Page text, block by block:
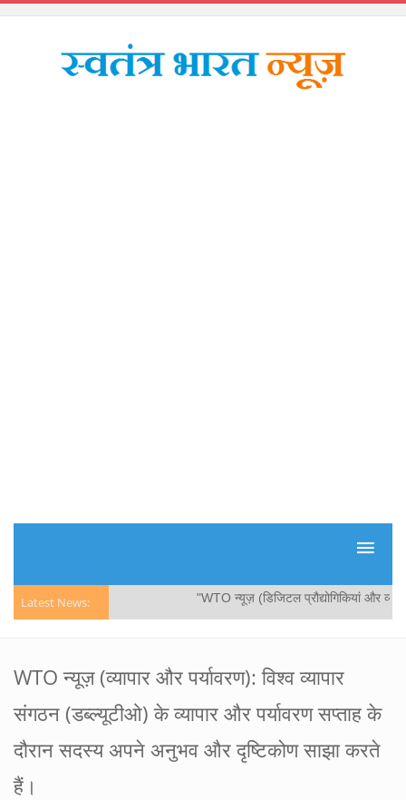
Latest News: "WTO न्यूज़ (डिजिटल प्रौद्योगिकियां और
WTO न्यूज़ (व्यापार और पर्यावरण): विश्व व्यापार
संगठन (डब्ल्यूटीओ) के व्यापार और पर्यावरण सप्ताह के
दौरान सदस्य अपने अनुभव और दृष्टिकोण साझा करते
हैं।